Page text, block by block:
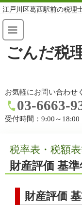
江戸川区葛西駅前の税理
ごんだ
お気軽にお問い合わせ
03-6663-
受付時間： 9:00～18:00
税率表・税額
財産評価 基
財産評価